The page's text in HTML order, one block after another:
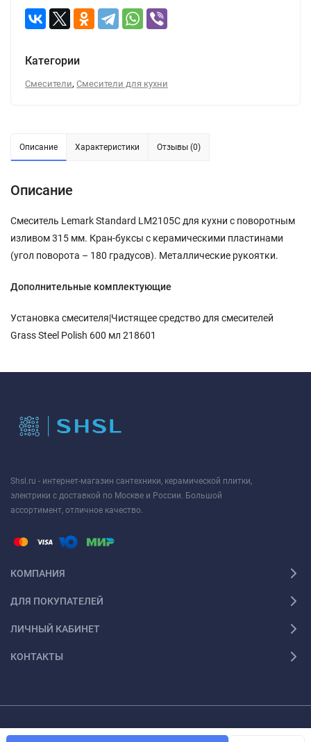
Категории
Смесители, Смесители для кухни
Описание Характеристики Отзывы (0)
Описание
Смеситель Lemark Standard LM2105C для кухни с поворотным
изливом 315 мм. Кран-буксы с керамическими пластинами
(угол поворота – 180 градусов). Металлические рукоятки.
Дополнительные комплектующие
Установка смесителя|Чистящее средство для смесителей
Grass Steel Polish 600 мл 218601
Shsl.ru - интернет-магазин сантехники, керамической плитки,
электрики с доставкой по Москве и России. Большой
ассортимент, отличное качество.
КОМПАНИЯ
ДЛЯ ПОКУПАТЕЛЕЙ
ЛИЧНЫЙ КАБИНЕТ
КОНТАКТЫ